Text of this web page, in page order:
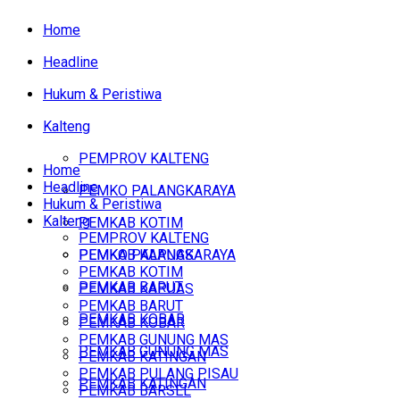
Home
Headline
Hukum & Peristiwa
Kalteng
PEMPROV KALTENG
PEMKO PALANGKARAYA
PEMKAB KOTIM
PEMKAB KAPUAS
PEMKAB BARUT
PEMKAB KOBAR
PEMKAB GUNUNG MAS
PEMKAB KATINGAN
Home
Headline
Hukum & Peristiwa
Kalteng
PEMPROV KALTENG
PEMKO PALANGKARAYA
PEMKAB KOTIM
PEMKAB KAPUAS
PEMKAB BARUT
PEMKAB KOBAR
PEMKAB GUNUNG MAS
PEMKAB KATINGAN
PEMKAB PULANG PISAU
PEMKAB BARSEL